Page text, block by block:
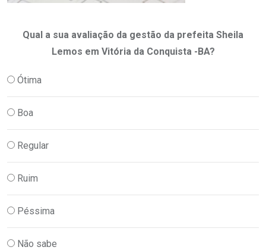
Qual a sua avaliação da gestão da prefeita Sheila
Lemos em Vitória da Conquista -BA?
Ótima
Boa
Regular
Ruim
Péssima
Não sabe